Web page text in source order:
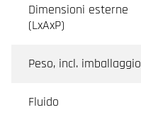
Dimensioni esterne
(LxAxP)
Peso, incl. imballaggio
Fluido